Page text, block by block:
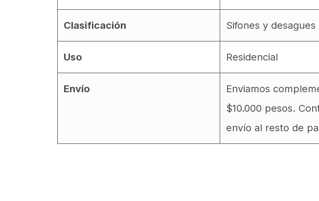
Clasificación Sifones y desagues
Uso Residencial
Envío
Enviamos
$10.000 pesos.
envío al resto de